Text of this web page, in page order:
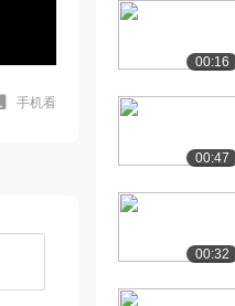
手机看
00:16
00:47
00:32